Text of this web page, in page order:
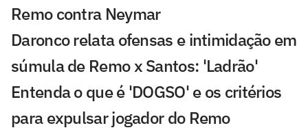
Remo contra Neymar
Daronco relata ofensas e intimidação em
súmula de Remo x Santos: 'Ladrão'
Entenda o que é 'DOGSO' e os critérios
para expulsar jogador do Remo